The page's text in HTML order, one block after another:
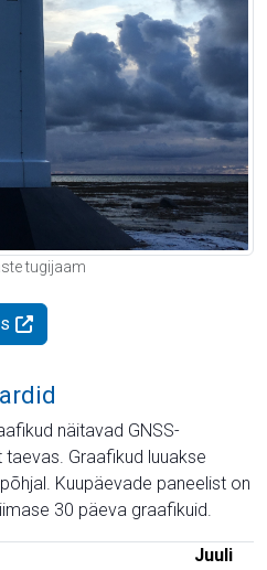
tugijaam
näitavad GNSS-
Graafikud luuakse
Kuupäevade paneelist on
30 päeva graafikuid.
Juuli